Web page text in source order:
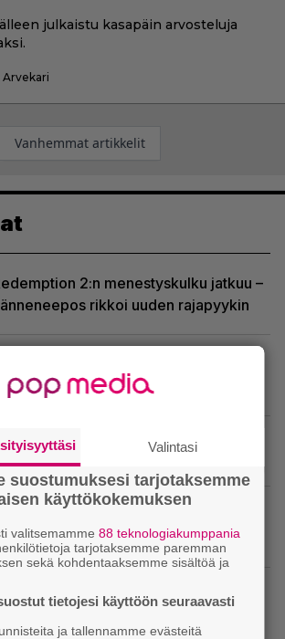
julkaistu kasapäin arvosteluja
Arvekari
Artikkelien
Vanhemmat artikkelit
2:n menestyskulku jatkuu –
rikkoi uuden rajapyykin
peli
sai rallienglannintäyteisen trailerin
of the Hunter 2 päivättiin
sai uuden episodin
Valintasi
suostumuksesi tarjotaksemme
käyttökokemuksen
valitsemamme88 teknologiakumppania
tarjotaksemme paremman
sekä kohdentaaksemme sisältöä ja
tietojesi käyttöön seuraavasti
ja tallennamme evästeitä